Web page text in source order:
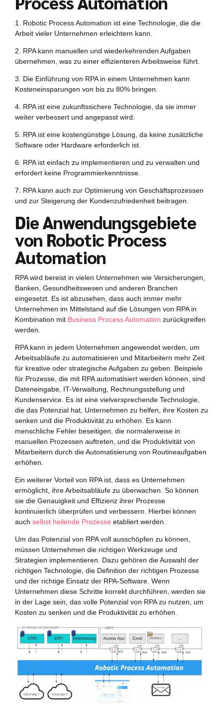
1. Robotic Process Automation ist eine Technologie, die die
Arbeit vieler Unternehmen erleichtern kann.
2. RPA kann manuellen und wiederkehrenden Aufgaben
übernehmen, was zu einer effizienteren Arbeitsweise führt.
3. Die Einführung von RPA in einem Unternehmen kann
Kosteneinsparungen von bis zu 80% bringen.
4. RPA ist eine zukunftssichere Technologie, da sie immer
weiter verbessert und angepasst wird.
5. RPA ist eine kostengünstige Lösung, da keine zusätzliche
Software oder Hardware erforderlich ist.
6. RPA ist einfach zu implementieren und zu verwalten und
erfordert keine Programmierkenntnisse.
7. RPA kann auch zur Optimierung von Geschäftsprozessen
und zur Steigerung der Kundenzufriedenheit beitragen.
Die Anwendungsgebiete
von Robotic Process
Automation
RPA wird bereist in vielen Unternehmen wie Versicherungen,
Banken, Gesundheitswesen und anderen Branchen
eingesetzt. Es ist abzusehen, dass auch immer mehr
Unternehmen im Mittelstand auf die Lösungen von RPA in
Kombination mit Business Process Automation zurückgreifen
werden.
RPA kann in jedem Unternehmen angewendet werden, um
Arbeitsabläufe zu automatisieren und Mitarbeitern mehr Zeit
für kreative oder strategische Aufgaben zu geben. Beispiele
für Prozesse, die mit RPA automatisiert werden können, sind
Dateneingabe, IT-Verwaltung, Rechnungsstellung und
Kundenservice. Es ist eine vielversprechende Technologie,
die das Potenzial hat, Unternehmen zu helfen, ihre Kosten zu
senken und die Produktivität zu erhöhen. Es kann
menschliche Fehler beseitigen, die normalerweise in
manuellen Prozessen auftreten, und die Produktivität von
Mitarbeitern durch die Automatisierung von Routineaufgaben
erhöhen.
Ein weiterer Vorteil von RPA ist, dass es Unternehmen
ermöglicht, ihre Arbeitsabläufe zu überwachen. So können
sie die Genauigkeit und Effizienz ihrer Prozesse
kontinuierlich überprüfen und verbessern. Hierbei können
auch selbst heilende Prozesse etabliert werden.
Um das Potenzial von RPA voll ausschöpfen zu können,
müssen Unternehmen die richtigen Werkzeuge und
Strategien implementieren. Dazu gehören die Auswahl der
richtigen Technologie, die Definition der richtigen Prozesse
und der richtige Einsatz der RPA-Software. Wenn
Unternehmen diese Schritte korrekt durchführen, werden sie
in der Lage sein, das volle Potenzial von RPA zu nutzen, um
Kosten zu senken und die Produktivität zu erhöhen.